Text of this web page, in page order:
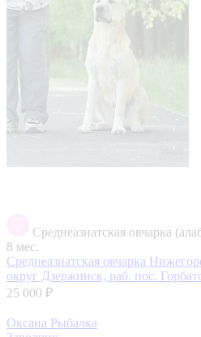
Среднеазиатская овчарка
8 мес.
Среднеазиатская овчарка
округ Дзержинск, раб. пос.
25 000 ₽
Оксана Рыбалка